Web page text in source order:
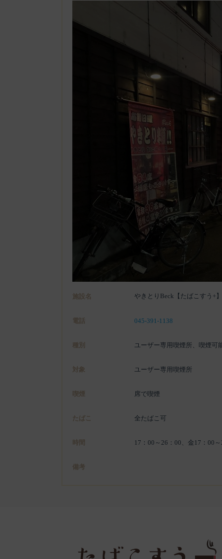
施設名 やきとりBeck【たばこすう+】
電話 045-391-1138
種別 ユーザー専用喫煙所、喫煙可
対象 ユーザー専用喫煙所
喫煙 席で喫煙
たばこ 全たばこ可
時間 17：00～26：00、金17：00
備考